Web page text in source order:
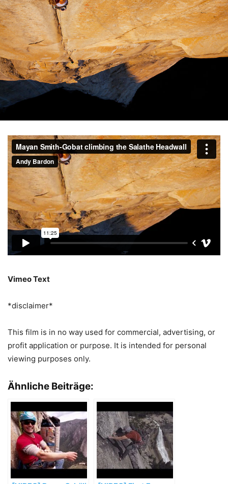
Vimeo Text
*disclaimer*
This film is in no way used for commercial, advertising, or
profit application or purpose. It is intended for personal
viewing purposes only.
Ähnliche Beiträge: